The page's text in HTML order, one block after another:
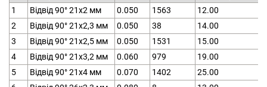
1
Відвід 90° 21х2 мм 0.050 1563
12.00
2
Відвід 90° 21х2,3 мм 0.050 38
14.00
3
Відвід 90° 21х2,5 мм 0.050 1531
15.00
4
Відвід 90° 21х3,2 мм 0.060 979
19.00
5
Відвід 90° 21х4 мм 0.070 1402
25.00